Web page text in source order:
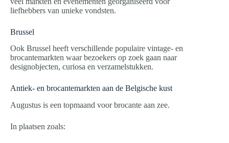
liefhebbers van unieke vondsten.
Brussel
Ook Brussel heeft verschillende populaire vintage- en
brocantemarkten waar bezoekers op zoek gaan naar
designobjecten, curiosa en verzamelstukken.
Antiek- en brocantemarkten aan de Belgische kust
Augustus is een topmaand voor brocante aan zee.
In plaatsen zoals: